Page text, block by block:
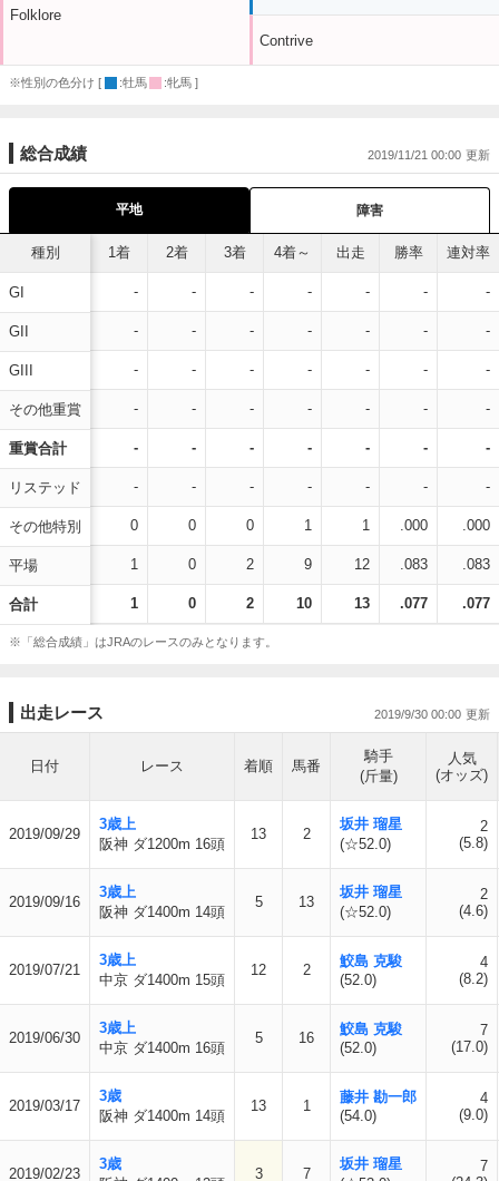
Folklore
Contrive
※性別の色分け [ :牡馬 :牝馬 ]
総合成績 2019/11/21 00:00
平地 障害
種別
GI
GII
GIII
その他重賞
重賞合計
リステッド
その他特別
平場
合計
1着 2着 3着 4着～ 出走 勝率 連対率
- - - - - - -
- - - - - - -
- - - - - - -
- - - - - - -
- - - - - - -
- - - - - - -
0 0 0 1 1 .000 .000
1 0 2 9 12 .083 .083
1 0 2 10 13 .077 .077
※「総合成績」はJRAのレースのみとなります。
出走レース 2019/9/30 00:00
日付 レース 着順 馬番
騎手
(斤量)
人気
(オッズ)
2019/09/29
3歳上
阪神 ダ1200m 16頭
13 2
坂井 瑠星
(☆52.0)
2
(5.8)
2019/09/16
3歳上
阪神 ダ1400m 14頭
5 13
坂井 瑠星
(☆52.0)
2
(4.6)
2019/07/21
3歳上
中京 ダ1400m 15頭
12 2
鮫島 克駿
(52.0)
4
(8.2)
2019/06/30
3歳上
中京 ダ1400m 16頭
5 16
鮫島 克駿
(52.0)
7
(17.0)
2019/03/17
3歳
阪神 ダ1400m 14頭
13 1
藤井 勘一郎
(54.0)
4
(9.0)
2019/02/23
3歳
3 7
坂井 瑠星
7